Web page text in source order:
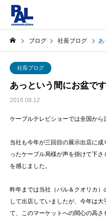
ブログ 社長ブログ あ
社長ブログ
あっという間にお盆で
2016.08.12
ケーブルテレビショーでは全国から
当社も今年が三回目の展示出店に
ったケーブル局様が声を掛けて下
を感じました。
昨年までは当社（パル＆クオリカ
して出店していましたが、今年は
て、このマーケットへの関心の高さ